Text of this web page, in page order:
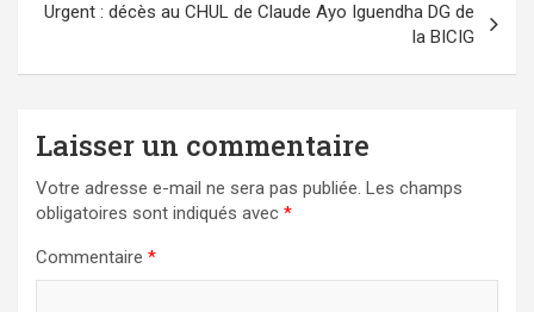
Urgent : décès au CHUL de Claude Ayo Iguendha DG de
la BICIG
Laisser un commentaire
Votre adresse e-mail ne sera pas publiée. Les champs
obligatoires sont indiqués avec *
Commentaire *